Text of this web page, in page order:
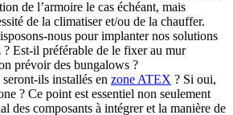
de l’armoire le cas échéant, mais
de la climatiser et/ou de la chauffer.
nous pour implanter nos solutions
? Est-il préférable de le fixer au mur
prévoir des bungalows ?
ils installés en zone ATEX ? Si oui,
? Ce point est essentiel non seulement
des composants à intégrer et la manière de